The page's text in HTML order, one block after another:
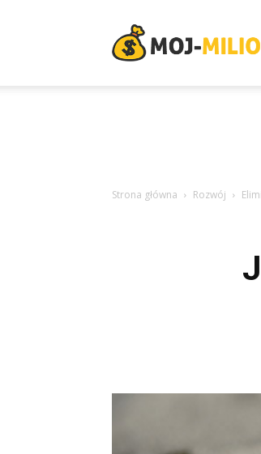
milion.pl
Strona główna Rozwój